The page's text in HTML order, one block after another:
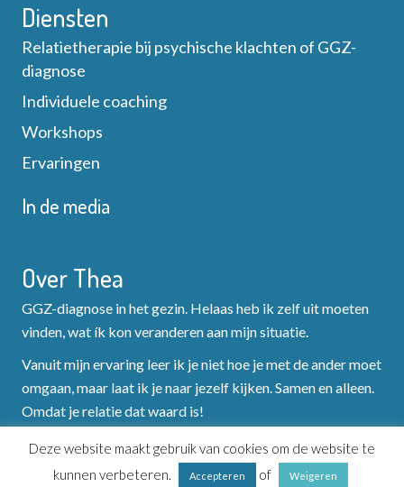
Diensten
Relatietherapie bij psychische klachten of GGZ-
diagnose
Individuele coaching
Workshops
Ervaringen
In de media
Over Thea
GGZ-diagnose in het gezin. Helaas heb ik zelf uit moeten
vinden, wat ík kon veranderen aan mijn situatie.
Vanuit mijn ervaring leer ik je niet hoe je met de ander moet
omgaan, maar laat ik je naar jezelf kijken. Samen en alleen.
Omdat je relatie dat waard is!
Deze website maakt gebruik van cookies om de website te
kunnen verbeteren.
Accepteren of Weigeren